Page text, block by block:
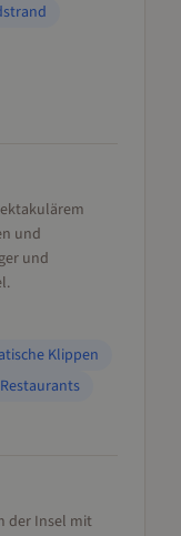
und
und
Klippen
der Insel mit